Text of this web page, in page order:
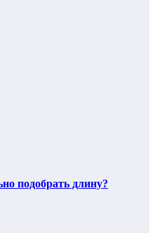
подобрать длину?